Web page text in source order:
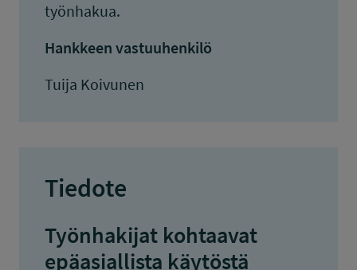
työnhakua.
Hankkeen vastuuhenkilö
Tuija Koivunen
Tiedote
Työnhakijat kohtaavat
epäasiallista käytöstä